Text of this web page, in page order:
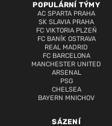
POPULÁRNÍ TÝMY
AC SPARTA PRAHA
SK SLAVIA PRAHA
FC VIKTORIA PLZEŇ
FC BANÍK OSTRAVA
REAL MADRID
FC BARCELONA
MANCHESTER UNITED
ARSENAL
PSG
CHELSEA
BAYERN MNICHOV
SÁZENÍ